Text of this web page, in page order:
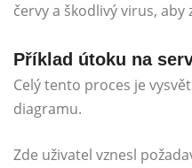
červy a škodlivý virus,
Příklad útoku na
Celý tento proces je
diagramu.
Zde uživatel vznesl